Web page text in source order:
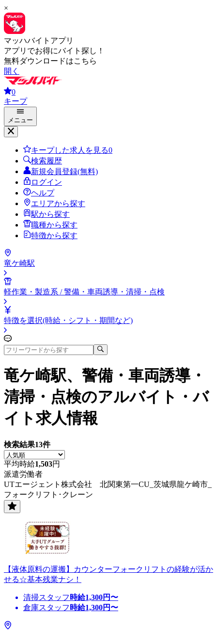
×
マッハバイトアプリ
アプリでお得にバイト探し！
無料ダウンロードはこちら
開く
0
キープ
メニュー
キープした求人を見る0
検索履歴
新規会員登録(無料)
ログイン
ヘルプ
エリアから探す
駅から探す
職種から探す
特徴から探す
竜ケ崎駅
軽作業・製造系 / 警備・車両誘導・清掃・点検
特徴を選択(時給・シフト・期間など)
竜ケ崎駅、警備・車両誘導・
清掃・点検のアルバイト・バ
イト求人情報
検索結果13件
平均時給1,503円
派遣労働者
UTエージェント株式会社 北関東第一CU_茨城県龍ケ崎市_
フォークリフト･クレーン
【液体原料の運搬】カウンターフォークリフトの経験が活か
せる☆基本残業ナシ！
清掃スタッフ 時給1,300円〜
倉庫スタッフ 時給1,300円〜